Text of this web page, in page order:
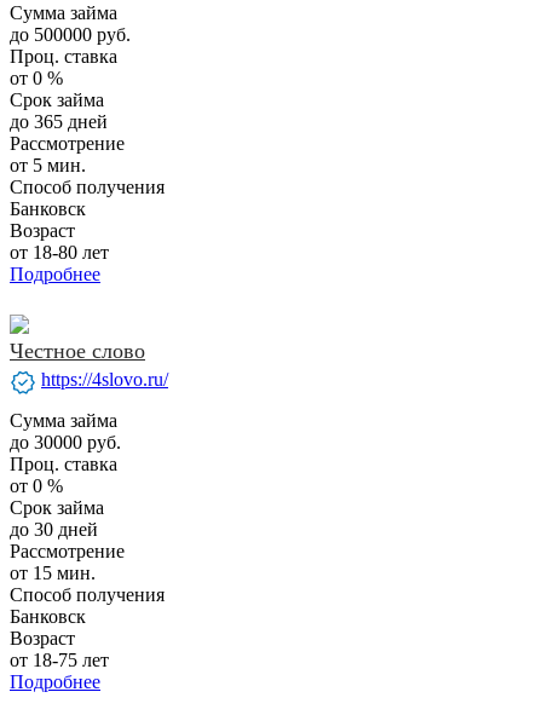
Сумма займа
до 500000 руб.
Проц. ставка
от 0 %
Срок займа
до 365 дней
Рассмотрение
от 5 мин.
Способ получения
Банковск
Возраст
от 18-80 лет
Подробнее
Честное слово
verified https://4slovo.ru/
Сумма займа
до 30000 руб.
Проц. ставка
от 0 %
Срок займа
до 30 дней
Рассмотрение
от 15 мин.
Способ получения
Банковск
Возраст
от 18-75 лет
Подробнее